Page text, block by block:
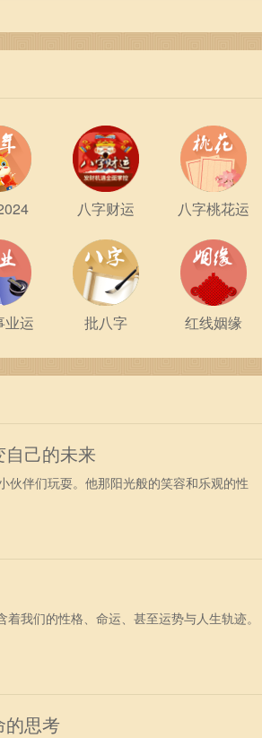
八字财运 八字桃花运
业运 批八字 红线姻缘
己的未来
伙伴们玩耍。他那阳光般的笑容和乐观的性
我们的性格、命运、甚至运势与人生轨迹。
的思考